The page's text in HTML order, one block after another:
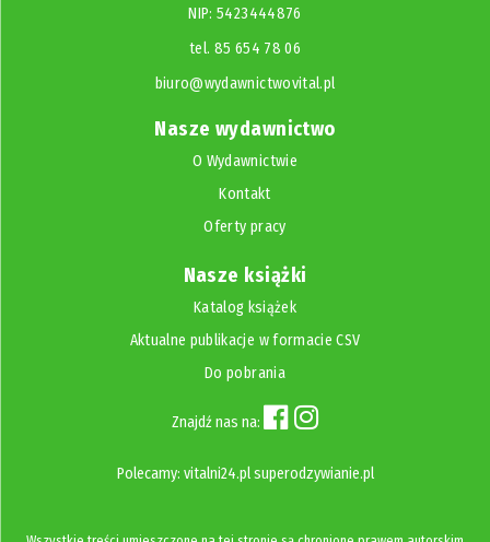
NIP: 5423444876
tel. 85 654 78 06
biuro@wydawnictwovital.pl
Nasze wydawnictwo
O Wydawnictwie
Kontakt
Oferty pracy
Nasze książki
Katalog książek
Aktualne publikacje w formacie CSV
Do pobrania
Znajdź nas na:
Polecamy: vitalni24.pl superodzywianie.pl